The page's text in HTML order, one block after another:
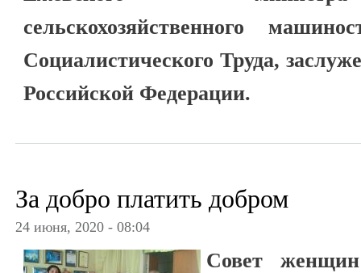
сельскохозяйственного
Социалистического Труда,
Российской Федерации.
За добро платить добром
24 июня, 2020 - 08:04
Совет